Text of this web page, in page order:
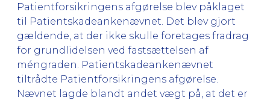
Patientforsikringens afgørelse blev påklaget
til Patientskadeankenævnet. Det blev gjort
gældende, at der ikke skulle foretages fradrag
for grundlidelsen ved fastsættelsen af
méngraden. Patientskadeankenævnet
tiltrådte Patientforsikringens afgørelse.
Nævnet lagde blandt andet vægt på, at det er